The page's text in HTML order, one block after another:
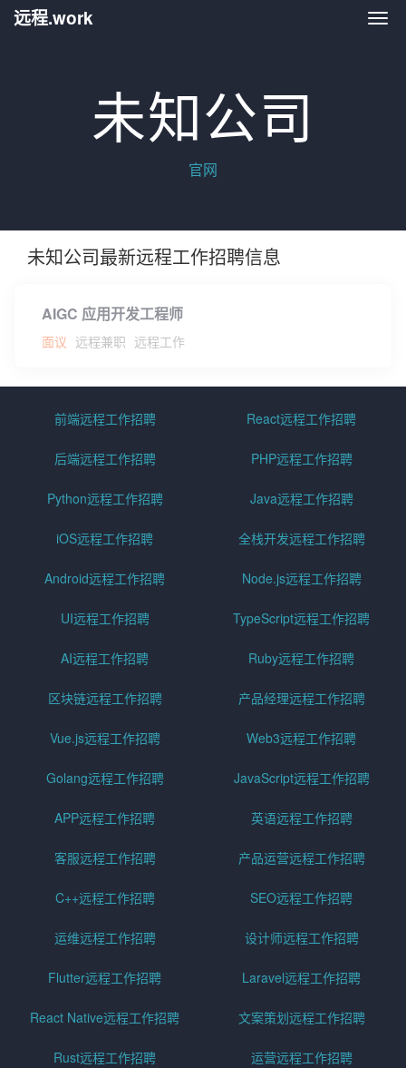
远
远程.work
未知公司
官网
未知公司最新远程工作招聘信息
AIGC 应用开发工程师
面议 远程兼职 远程工作
前端远程工作招聘 React远程工作招聘
后端远程工作招聘 PHP远程工作招聘
Python远程工作招聘 Java远程工作招聘
iOS远程工作招聘 全栈开发远程工作招聘
Android远程工作招聘 Node.js远程工作招聘
UI远程工作招聘 TypeScript远程工作招聘
AI远程工作招聘 Ruby远程工作招聘
区块链远程工作招聘 产品经理远程工作招聘
Vue.js远程工作招聘 Web3远程工作招聘
Golang远程工作招聘 JavaScript远程工作招聘
APP远程工作招聘 英语远程工作招聘
客服远程工作招聘 产品运营远程工作招聘
C++远程工作招聘 SEO远程工作招聘
运维远程工作招聘 设计师远程工作招聘
Flutter远程工作招聘 Laravel远程工作招聘
React Native远程工作招聘 文案策划远程工作招聘
Rust远程工作招聘 运营远程工作招聘